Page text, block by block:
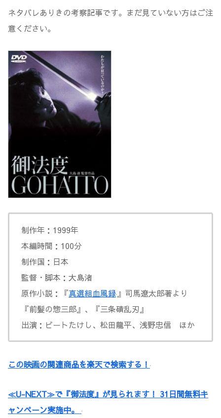
ネタバレありきの考察記事です。まだ見ていない方はご注
意ください。
制作年：1999年
本編時間：100分
制作国：日本
監督・脚本：大島渚
原作小説：『真選組血風録 』司馬遼太郎著より
『前髪の惣三郎』、『三条磧乱刃』
出演：ビートたけし、松田龍平、浅野忠信 ほか
この映画の関連商品を楽天で検索する！
≪U-NEXT≫で『御法度』が見られます！ 31日間無料キ
ャンペーン実施中。